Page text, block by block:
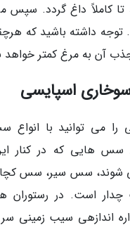
تا کاملاً داغ گردد. سپس
توجه داشته باشید که
آن به مرغ کمتر خواهد
اسپایسی
را می توانید با
سس هایی که در کنار
شوند، سس سیر، سس
است. در رستوران
اندازهی سیب زمینی